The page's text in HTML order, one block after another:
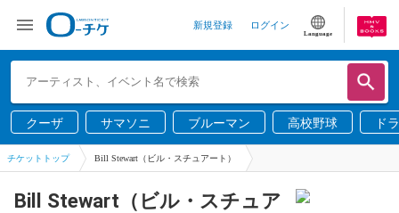
新規登録 ログイン
Language
クーザ サマソニ ブルーマン 高校野球 ド
チケットトップ Bill Stewart（ビル・スチュアート）
Bill Stewart（ビル・スチュア